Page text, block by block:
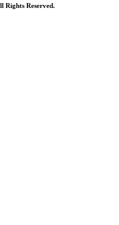
Rights Reserved.